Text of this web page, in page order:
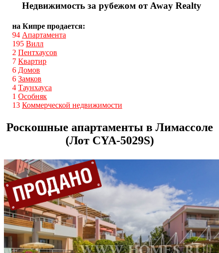
Недвижимость за рубежом от Away Realty
на Кипре продается:
94 Апартамента
195 Вилл
2 Пентхаусов
7 Квартир
6 Домов
6 Замков
4 Таунхауса
1 Особняк
13 Коммерческой недвижимости
Роскошные апартаменты в Лимассоле
(Лот CYA-5029S)